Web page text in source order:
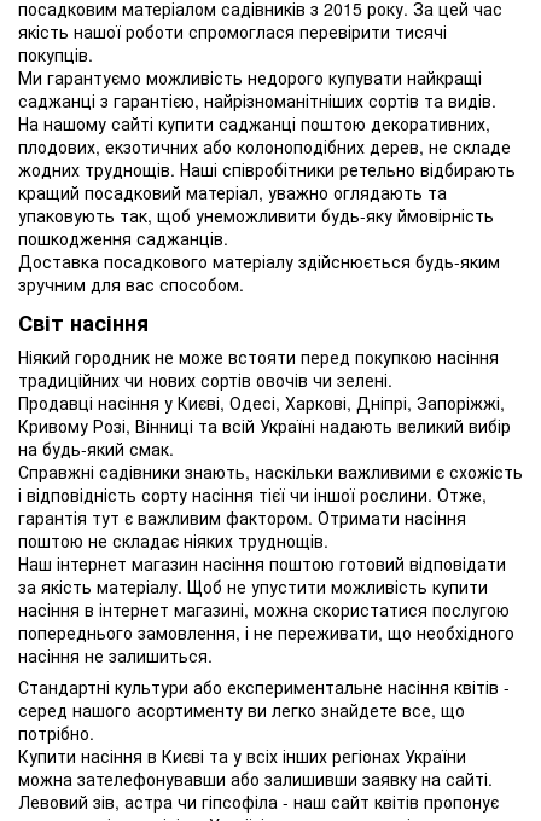
посадковим матеріалом садівників з 2015 року. За цей час
якість нашої роботи спромоглася перевірити тисячі
покупців.
Ми гарантуємо можливість недорого купувати найкращі
саджанці з гарантією, найрізноманітніших сортів та видів.
На нашому сайті купити саджанці поштою декоративних,
плодових, екзотичних або колоноподібних дерев, не складе
жодних труднощів. Наші співробітники ретельно відбирають
кращий посадковий матеріал, уважно оглядають та
упаковують так, щоб унеможливити будь-яку ймовірність
пошкодження саджанців.
Доставка посадкового матеріалу здійснюється будь-яким
зручним для вас способом.
Світ насіння
Ніякий городник не може встояти перед покупкою насіння
традиційних чи нових сортів овочів чи зелені.
Продавці насіння у Києві, Одесі, Харкові, Дніпрі, Запоріжжі,
Кривому Розі, Вінниці та всій Україні надають великий вибір
на будь-який смак.
Справжні садівники знають, наскільки важливими є схожість
і відповідність сорту насіння тієї чи іншої рослини. Отже,
гарантія тут є важливим фактором. Отримати насіння
поштою не складає ніяких труднощів.
Наш інтернет магазин насіння поштою готовий відповідати
за якість матеріалу. Щоб не упустити можливість купити
насіння в інтернет магазині, можна скористатися послугою
попереднього замовлення, і не переживати, що необхідного
насіння не залишиться.
Стандартні культури або експериментальне насіння квітів -
серед нашого асортименту ви легко знайдете все, що
потрібно.
Купити насіння в Києві та у всіх інших регіонах України
можна зателефонувавши або залишивши заявку на сайті.
Левовий зів, астра чи гіпсофіла - наш сайт квітів пропонує